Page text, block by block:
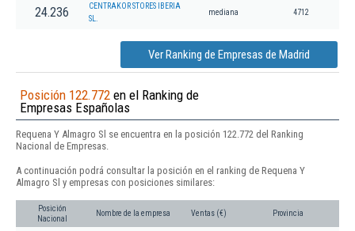
24.236
CENTRAKOR STORES IBERIA
SL.
mediana 4712
Ver Ranking de Empresas de Madrid
Posición 122.772 en el Ranking de
Empresas Españolas
Requena Y Almagro Sl se encuentra en la posición 122.772 del Ranking
Nacional de Empresas.
A continuación podrá consultar la posición en el ranking de Requena Y
Almagro Sl y empresas con posiciones similares:
Posición
Nacional
Nombre de la empresa Ventas (€) Provincia